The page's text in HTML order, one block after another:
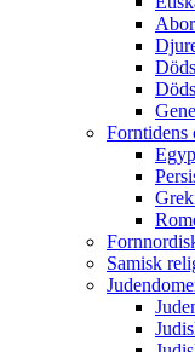
Forntidens
Samisk